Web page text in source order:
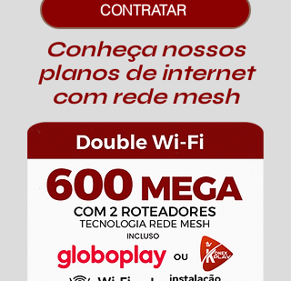
CONTRATAR
Conheça nossos
planos de internet
com rede mesh